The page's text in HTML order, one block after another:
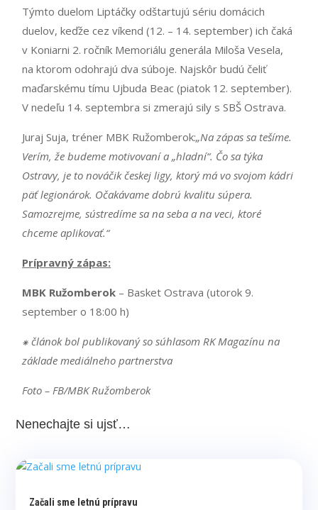
Týmto duelom Liptáčky odštartujú sériu domácich
duelov, keďže cez víkend (12. – 14. september) ich čaká
v Koniarni 2. ročník Memoriálu generála Miloša Vesela,
na ktorom odohrajú dva súboje. Najskôr budú čeliť
maďarskému tímu Ujbuda Beac (piatok 12. september).
V nedeľu 14. septembra si zmerajú sily s SBŠ Ostrava.
Juraj Suja, tréner MBK Ružomberok:„Na zápas sa tešíme.
Verím, že budeme motivovaní a „hladní“. Čo sa týka
Ostravy, je to nováčik českej ligy, ktorý má vo svojom kádri
päť legionárok. Očakávame dobrú kvalitu súpera.
Samozrejme, sústredíme sa na seba a na veci, ktoré
chceme aplikovať.“
Prípravný zápas:
MBK Ružomberok – Basket Ostrava (utorok 9.
september o 18:00 h)
⁕ článok bol publikovaný so súhlasom RK Magazínu na
základe mediálneho partnerstva
Foto – FB/MBK Ružomberok
Nenechajte si ujsť…
Začali sme letnú prípravu